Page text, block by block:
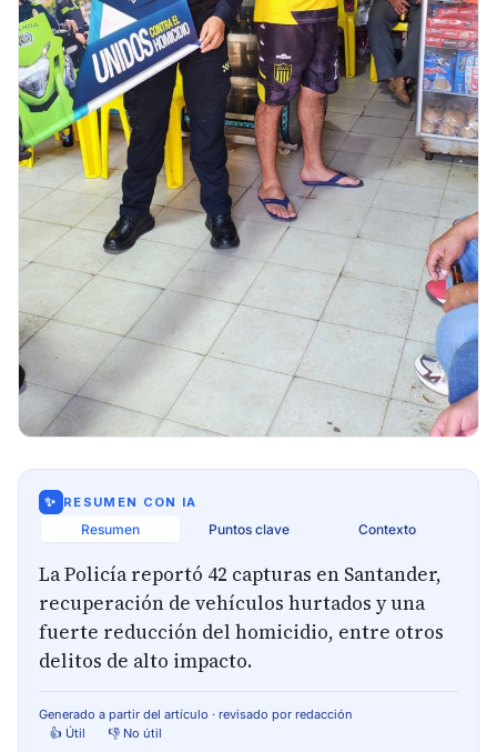
✨ RESUMEN CON IA
Resumen Puntos clave Contexto
La Policía reportó 42 capturas en Santander,
recuperación de vehículos hurtados y una
fuerte reducción del homicidio, entre otros
delitos de alto impacto.
Generado a partir del artículo · revisado por redacción
👍 Útil
👎 No útil